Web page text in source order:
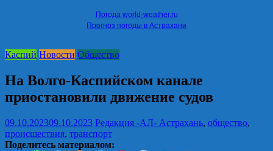
Погода world-weather.ru
Прогноз погоды в Астрахани
Каспий Новости Общество
На Волго-Каспийском канале
приостановили движение судов
09.10.202309.10.2023 Редакция -АЛ- Астрахань, общество,
происшествия, транспорт
Поделитесь материалом: